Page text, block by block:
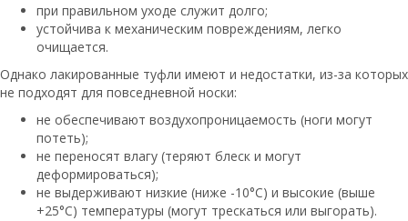
при правильном уходе служит долго;
устойчива к механическим повреждениям, легко
очищается.
Однако лакированные туфли имеют и недостатки, из-за которых
не подходят для повседневной носки:
не обеспечивают воздухопроницаемость (ноги могут
потеть);
не переносят влагу (теряют блеск и могут
деформироваться);
не выдерживают низкие (ниже -10°C) и высокие (выше
+25°C) температуры (могут трескаться или выгорать).